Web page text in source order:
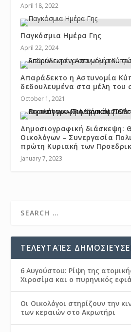
April 18, 2022
Παγκόσμια Ημέρα Γης
April 22, 2024
Απαράδεκτο η Αστυνομία
δεδουλευμένα στα μέλη του
October 1, 2021
Δημοσιογραφική διάσκεψη:
Οικολόγων – Συνεργασία
πρώτη Κυριακή των
January 7, 2023
ΤΕΛΕΥΤΑΊΕΣ
6 Αυγούστου: Ρίψη της
Χιροσίμα και ο πυρηνικός
Οι Οικολόγοι στηρίζουν την
των κεραιών στο Ακρωτήρι